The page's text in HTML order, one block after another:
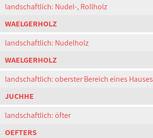
landschaftlich: Nudel-, Rollholz
WAELGERHOLZ
landschaftlich: Nudelholz
WAELGERHOLZ
landschaftlich: oberster Bereich eines Hauses
JUCHHE
landschaftlich: öfter
OEFTERS